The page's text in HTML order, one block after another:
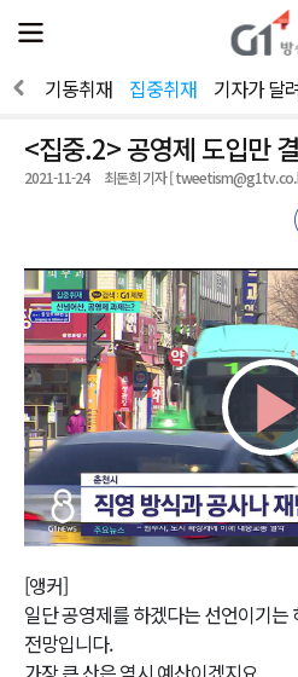
전
체
뉴
열
스 기동취재 집중취재 기자가 달
<집중.2> 공영제 도입만
2021-11-24 최돈희 기자 [
[앵커]
일단 공영제를 하겠다는 선언이기는
전망입니다.